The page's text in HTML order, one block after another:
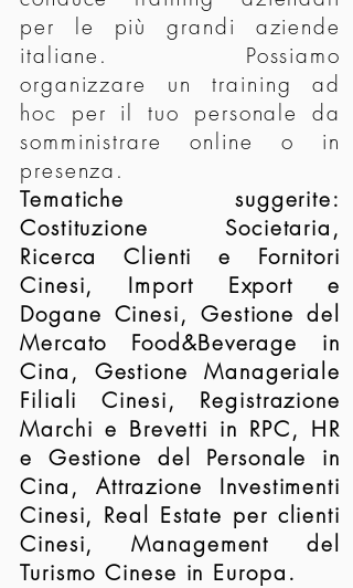
per le più grandi aziende
italiane. Possiamo
organizzare un training ad
hoc per il tuo personale da
somministrare online o in
presenza.
Tematiche suggerite:
Costituzione Societaria,
Ricerca Clienti e Fornitori
Cinesi, Import Export e
Dogane Cinesi, Gestione del
Mercato Food&Beverage in
Cina, Gestione Manageriale
Filiali Cinesi, Registrazione
Marchi e Brevetti in RPC, HR
e Gestione del Personale in
Cina, Attrazione Investimenti
Cinesi, Real Estate per clienti
Cinesi, Management del
Turismo Cinese in Europa.